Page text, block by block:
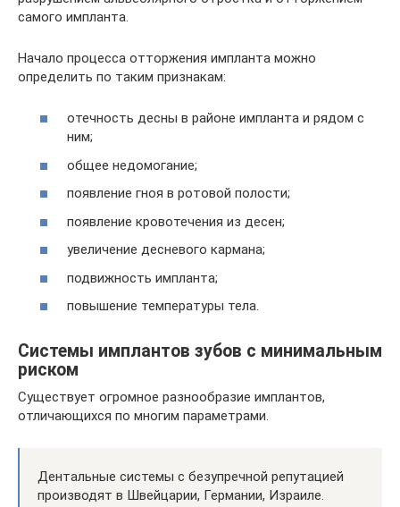
самого импланта.
Начало процесса отторжения импланта можно
определить по таким признакам:
отечность десны в районе импланта и рядом с
ним;
общее недомогание;
появление гноя в ротовой полости;
появление кровотечения из десен;
увеличение десневого кармана;
подвижность импланта;
повышение температуры тела.
Системы имплантов зубов с минимальным
риском
Существует огромное разнообразие имплантов,
отличающихся по многим параметрами.
Дентальные системы с безупречной репутацией
производят в Швейцарии, Германии, Израиле.